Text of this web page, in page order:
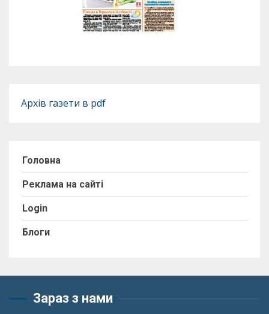
Архів газети в pdf
Головна
Реклама на сайті
Login
Блоги
Зараз з нами